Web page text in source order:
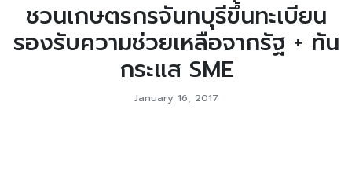
ชวนเกษตรกรจันทบุรีขึ้นทะเบียน
รองรับความช่วยเหลือจากรัฐ + ทัน
กระแส SME
January 16, 2017